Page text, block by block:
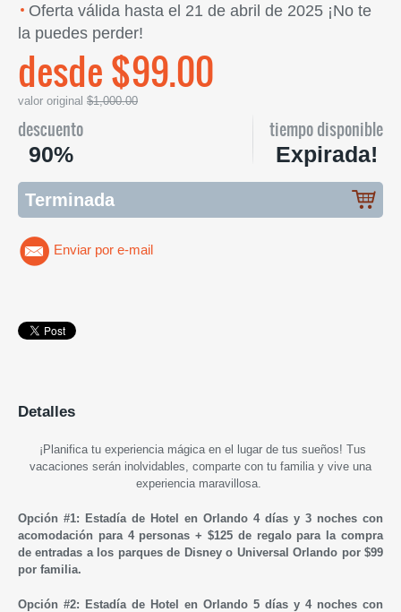
Oferta válida hasta el 21 de abril de 2025 ¡No te
la puedes perder!
desde $99.00
valor original $1,000.00
descuento
90%
tiempo disponible
Expirada!
Terminada
Enviar por e-mail
Detalles
¡Planifica tu experiencia mágica en el lugar de tus sueños! Tus
vacaciones serán inolvidables, comparte con tu familia y vive una
experiencia maravillosa.
Opción #1: Estadía de Hotel en Orlando 4 días y 3 noches con
acomodación para 4 personas + $125 de regalo para la compra
de entradas a los parques de Disney o Universal Orlando por $99
por familia.
Opción #2: Estadía de Hotel en Orlando 5 días y 4 noches con